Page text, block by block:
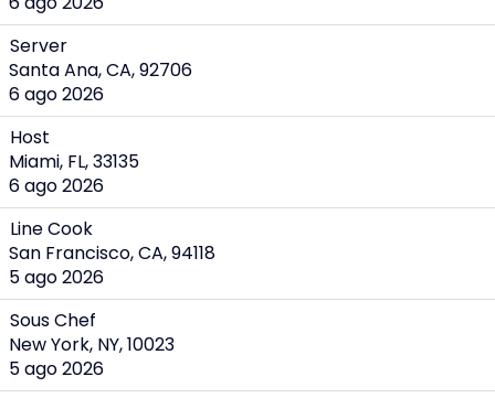
Server
Santa Ana, CA, 92706
6 ago 2026
Host
Miami, FL, 33135
6 ago 2026
Line Cook
San Francisco, CA, 94118
5 ago 2026
Sous Chef
New York, NY, 10023
5 ago 2026